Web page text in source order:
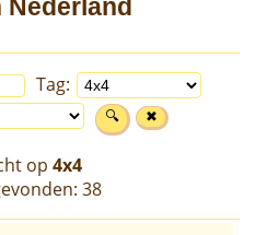
Nederland
Tag:
op4x4
38